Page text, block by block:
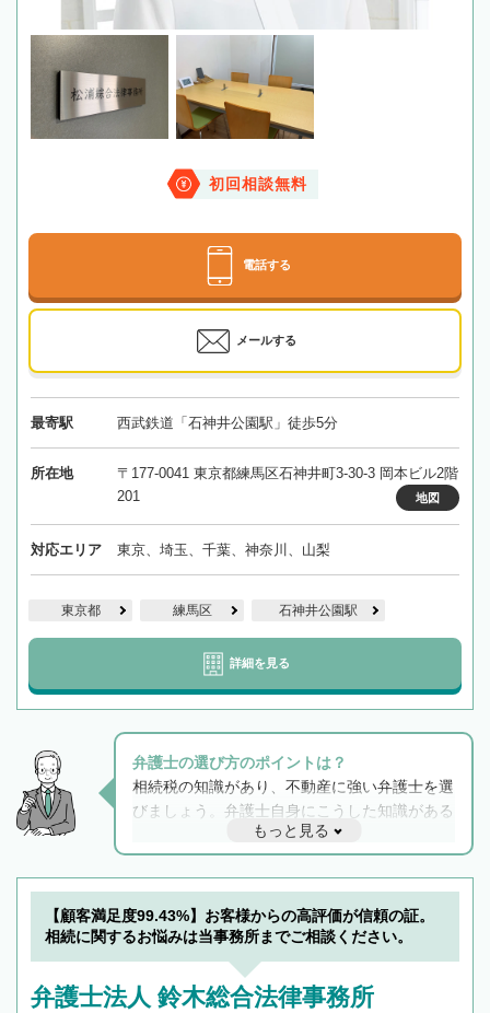
初回相談無料
電話する
メールする
最寄駅 西武鉄道「石神井公園駅」徒歩5分
所在地
〒177-0041 東京都練馬区石神井町3-30-3 岡本ビル2階
201
地図
対応エリア 東京、埼玉、千葉、神奈川、山梨
東京都 練馬区 石神井公園駅
詳細を見る
弁護士の選び方のポイントは？
相続税の知識があり、不動産に強い弁護士を選
びましょう。弁護士自身にこうした知識がある
と他士業との連携もスムーズに進み、トラブル
解決のみならず相続をトータルで任せることが
できます。また、相続は感情がからむ分野なの
でフィーリングも重要です。実際に電話や面談
で複数の弁護士と会話をしてウマが合う方に依
もっと見る
【顧客満足度99.43%】お客様からの高評価が信頼の証。
相続に関するお悩みは当事務所までご相談ください。
弁護士法人 鈴木総合法律事務所